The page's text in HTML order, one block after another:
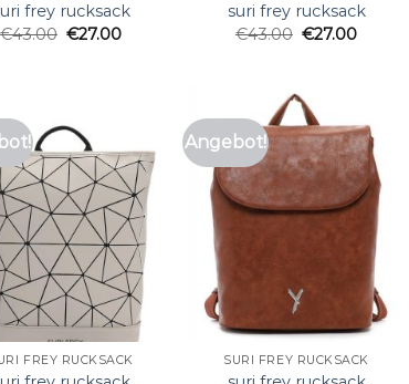
frey rucksack
€43.00 €27.00
suri frey rucksack
€43.00 €27.00
FREY RUCKSACK
Angebot!
SURI FREY RUCKSACK